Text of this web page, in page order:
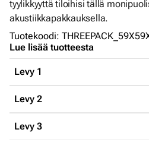
tyylikkyyttä tiloihisi tällä
akustiikkapakkauksella.
Tuotekoodi:
Lue lisää tuotteesta
Levy 1
Levy 2
Levy 3